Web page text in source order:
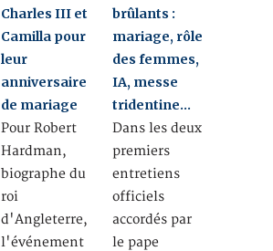
Charles III et
Camilla pour
leur
anniversaire
de mariage
Pour Robert
Hardman,
biographe du
roi
d'Angleterre,
l'événement
brûlants :
mariage, rôle
des femmes,
IA, messe
tridentine…
Dans les deux
premiers
entretiens
officiels
accordés par
le pape